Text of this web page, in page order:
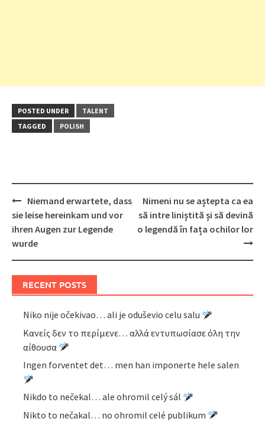
POSTED UNDER
TALENT
TAGGED
POLISH
Post
navigation
Niemand erwartete, dass
sie leise hereinkam und vor
ihren Augen zur Legende
wurde
Nimeni nu se aștepta ca ea
să intre liniștită și să devină
o legendă în fața ochilor lor
RECENT POSTS
Niko nije očekivao… ali je oduševio celu salu
Κανείς δεν το περίμενε… αλλά εντυπωσίασε όλη την
αίθουσα
Ingen forventet det… men han imponerte hele salen
Nikdo to nečekal… ale ohromil celý sál
Nikto to nečakal… no ohromil celé publikum